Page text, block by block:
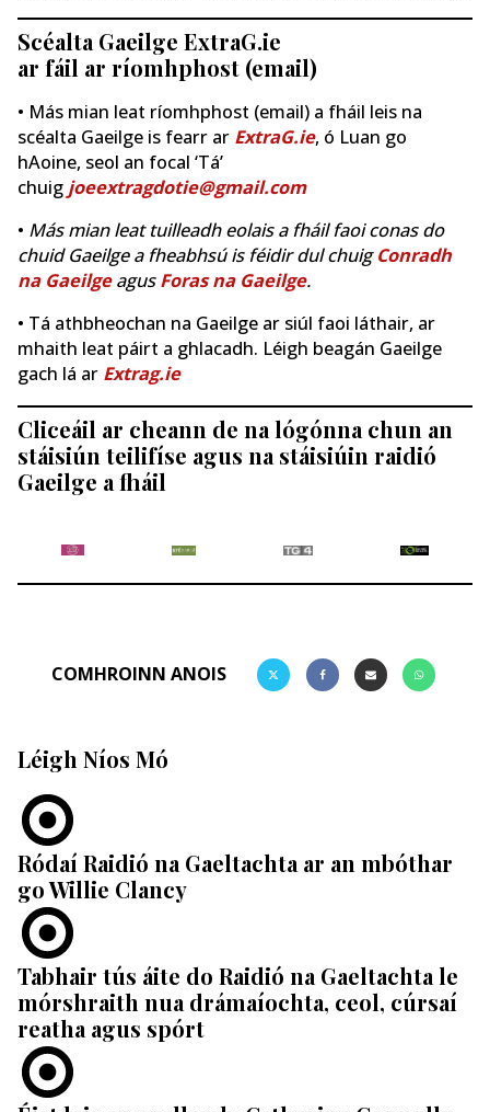
Scéalta Gaeilge ExtraG.ie
ar fáil ar ríomhphost (email)
• Más mian leat ríomhphost (email) a fháil leis na
scéalta Gaeilge is fearr ar ExtraG.ie, ó Luan go
hAoine, seol an focal ‘Tá’
chuig joeextragdotie@gmail.com
• Más mian leat tuilleadh eolais a fháil faoi conas do
chuid Gaeilge a fheabhsú is féidir dul chuigConradh
na GaeilgeagusForas na Gaeilge.
• Tá athbheochan na Gaeilge ar siúl faoi láthair, ar
mhaith leat páirt a ghlacadh. Léigh beagán Gaeilge
gach lá ar Extrag.ie
Cliceáil ar cheann de na lógónna chun an
stáisiún teilifíse agus na stáisiúin raidió
Gaeilge a fháil
COMHROINN ANOIS
Léigh Níos Mó
Ródaí Raidió na Gaeltachta ar an mbóthar
go Willie Clancy
Tabhair tús áite do Raidió na Gaeltachta le
mórshraith nua drámaíochta, ceol, cúrsaí
reatha agus spórt